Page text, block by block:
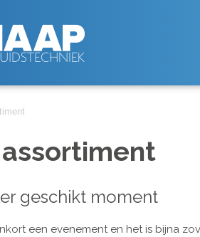
geschikt moment
een evenement en het is bijna